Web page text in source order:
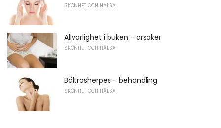
SKÖNHET OCH HÄLSA
Allvarlighet i buken - orsaker
SKÖNHET OCH HÄLSA
Bältrosherpes - behandling
SKÖNHET OCH HÄLSA